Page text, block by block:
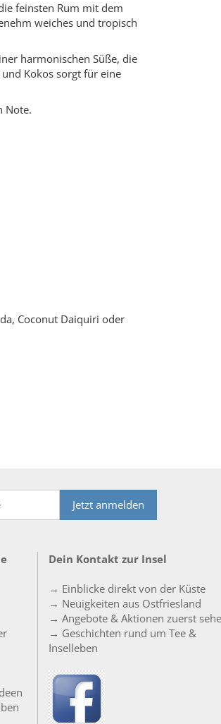
feinsten Rum mit dem
weiches und tropisch
harmonischen Süße, die
Kokos sorgt für eine
Note.
Coconut Daiquiri oder
Jetzt anmelden
Dein Kontakt zur Insel
→ Einblicke direkt von der Küste
→ Neuigkeiten aus Ostfriesland
→ Angebote & Aktionen zuerst
→ Geschichten rund um Tee &
Inselleben